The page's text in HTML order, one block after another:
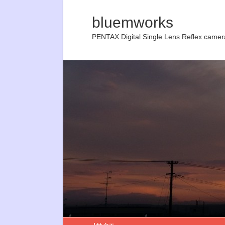
bluemworks
PENTAX Digital Single Lens Reflex